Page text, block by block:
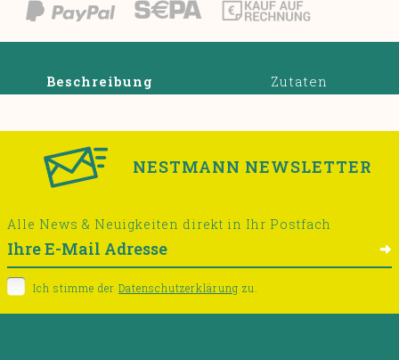
Beschreibung Zutaten
NESTMANN NEWSLETTER
Alle News & Neuigkeiten direkt in Ihr Postfach
Ich stimme derDatenschutzerklärung zu.